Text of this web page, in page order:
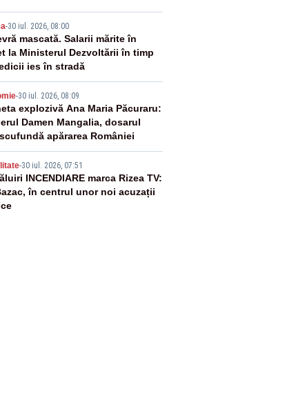
-30 iul. 2026, 08:00
mascată. Salarii mărite în
la Ministerul Dezvoltării în timp
ies în stradă
-30 iul. 2026, 08:09
explozivă Ana Maria Păcuraru:
Damen Mangalia, dosarul
apărarea României
-30 iul. 2026, 07:51
INCENDIARE marca Rizea TV:
în centrul unor noi acuzații